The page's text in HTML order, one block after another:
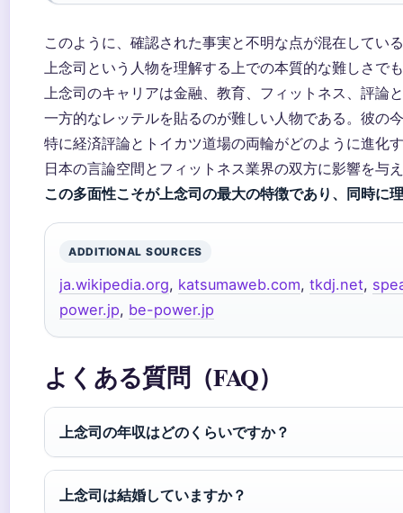
このように、確認された事実と不明な点が混在してい
上念司という人物を理解する上での本質的な難しさで
上念司のキャリアは金融、教育、フィットネス、評論
一方的なレッテルを貼るのが難しい人物である。彼
特に経済評論とトイカツ道場の両輪がどのように進
日本の言論空間とフィットネス業界の双方に影響を与
この多面性こそが上念司の最大の特徴であり、同時に
ADDITIONAL SOURCES
ja.wikipedia.org, katsumaweb.com, tkdj.net,
power.jp, be-power.jp
よくある質問（FAQ）
上念司の年収はどのくらいですか？
上念司は結婚していますか？